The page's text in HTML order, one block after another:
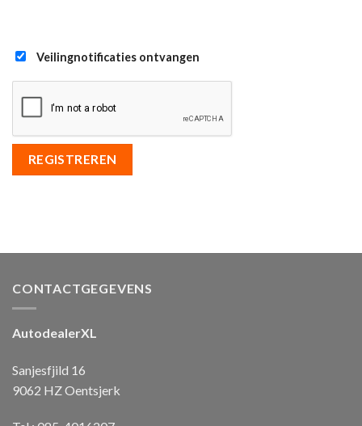
Veilingnotificaties ontvangen
REGISTREREN
CONTACTGEGEVENS
AutodealerXL
Sanjesfjild 16
9062 HZ Oentsjerk